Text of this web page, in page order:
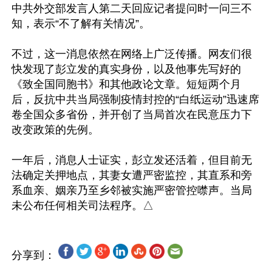
中共外交部发言人第二天回应记者提问时一问三不
知，表示“不了解有关情况”。
不过，这一消息依然在网络上广泛传播。网友们很
快发现了彭立发的真实身份，以及他事先写好的
《致全国同胞书》和其他政论文章。短短两个月
后，反抗中共当局强制疫情封控的“白纸运动”迅速席
卷全国众多省份，并开创了当局首次在民意压力下
改变政策的先例。
一年后，消息人士证实，彭立发还活着，但目前无
法确定关押地点，其妻女遭严密监控，其直系和旁
系血亲、姻亲乃至乡邻被实施严密管控噤声。当局
分享到：